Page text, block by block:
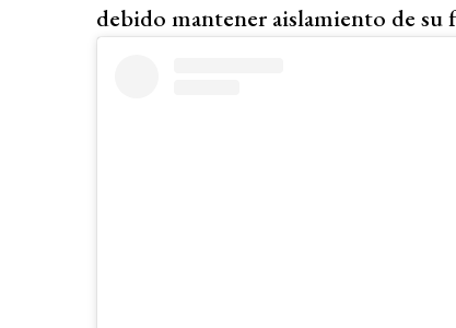
debido mantener aislamiento de su